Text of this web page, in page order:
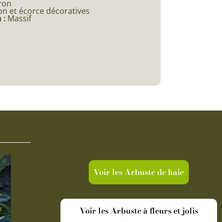
et écorce décoratives
: Massif
Voir les Arbuste de haie
Voir les Arbuste à fleurs et jolis